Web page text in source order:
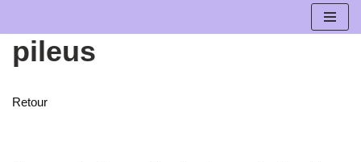
Aller
au
pileus
Retour